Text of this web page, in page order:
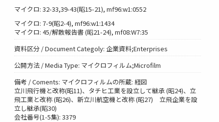
マイクロ: 32-33,39-43(昭15-21), mf96:w1:0552
マイクロ: 7-9(昭2-4), mf96:w1:1434
マイクロ: 45/解散報告書 (昭21-24), mf08:W7:35
資料区分 / Document Categoly: 企業資料;Enterprises
公開方法 / Media Type: マイクロフィルム;Microfilm
備考 / Coments: マイクロフィルムの所蔵: 経図
立川飛行機と改称(昭11)、タチヒ工業を設立して継承 (昭24)、立
飛工業と改称 (昭26)、新立川航空機と改称 (昭27) 立飛企業を設
立し継承(昭30)
会社番号(1-5集): 3379